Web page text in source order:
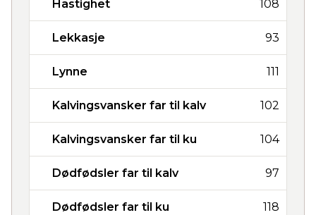
Hastighet 108
Lekkasje 93
Lynne 111
Kalvingsvansker far til kalv 102
Kalvingsvansker far til ku 104
Dødfødsler far til kalv 97
Dødfødsler far til ku 118